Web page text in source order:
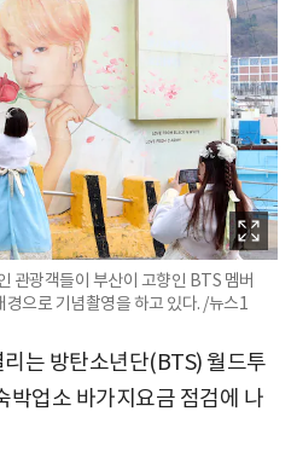
관광객들이 부산이 고향인 BTS 멤버
으로 기념촬영을 하고 있다. /뉴스1
는 방탄소년단(BTS) 월드투
박업소 바가지요금 점검에 나